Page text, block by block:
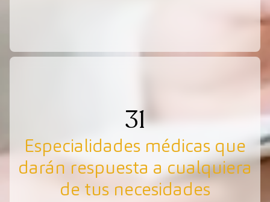
31
Especialidades médicas que
darán respuesta a cualquiera
de tus necesidades